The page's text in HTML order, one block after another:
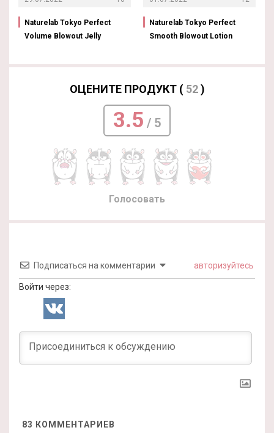
Naturelab Tokyo Perfect
Volume Blowout Jelly
Naturelab Tokyo Perfect
Smooth Blowout Lotion
ОЦЕНИТЕ ПРОДУКТ ( 52)
3.5 / 5
Голосовать
Подписаться на комментарии авторизуйтесь
Войти через:
83 КОММЕНТАРИЕВ